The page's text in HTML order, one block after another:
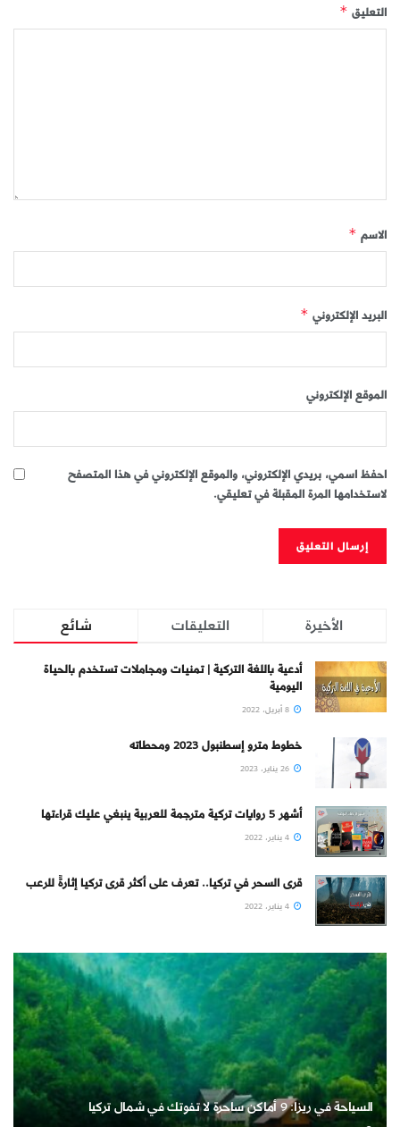
التعليق *
الاسم *
البريد الإلكتروني *
الموقع الإلكتروني
احفظ اسمي، بريدي الإلكتروني، والموقع الإلكتروني في هذا المتصفح
لاستخدامها المرة المقبلة في تعليقي.
شائع التعليقات الأخيرة
أدعية باللغة التركية | تمنيات ومجاملات تستخدم بالحياة
اليومية
خطوط مترو إسطنبول 2023 ومحطاته
أشهر 5 روايات تركية مترجمة للعربية ينبغي عليك قراءتها
قرى السحر في تركيا.. تعرف على أكثر قرى تركيا إثارةً للرعب
السياحة في ريزا: 9 أماكن ساحرة لا تفوتك في شمال تركيا